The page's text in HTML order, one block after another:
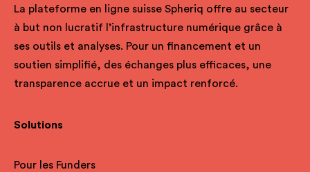
La plateforme en ligne suisse Spheriq offre au secteur
à but non lucratif l’infrastructure numérique grâce à
ses outils et analyses. Pour un financement et un
soutien simplifié, des échanges plus efficaces, une
transparence accrue et un impact renforcé.
Solutions
Pour les Funders